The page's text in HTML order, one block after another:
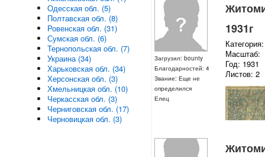
Загрузил: bounty
Благодарностей: 4
Звание: Еще не
определился
Елец
1931г
Масштаб:
Год: 1931
Листов: 2
Одесская обл. (5)
Полтавская обл. (8)
Ровенская обл. (31)
Сумская обл. (6)
Тернопольская обл. (7)
Украина (34)
Харьковская обл. (34)
Херсонская обл. (3)
Хмельницкая обл. (10)
Черкасская обл. (3)
Черниговская обл. (17)
Черновицкая обл. (3)